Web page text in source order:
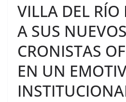
VILLA DEL
A SUS NUEVOS
CRONISTAS
EN UN